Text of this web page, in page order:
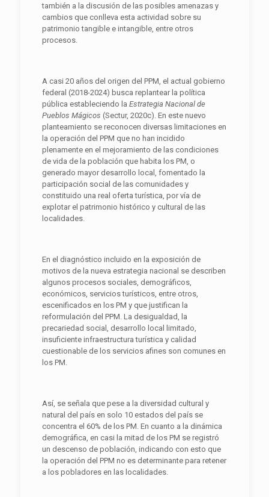
también a la discusión de las posibles amenazas y
cambios que conlleva esta actividad sobre su
patrimonio tangible e intangible, entre otros
procesos.
A casi 20 años del origen del PPM, el actual gobierno
federal (2018-2024) busca replantear la política
pública estableciendo la Estrategia Nacional de
Pueblos Mágicos (Sectur, 2020c). En este nuevo
planteamiento se reconocen diversas limitaciones en
la operación del PPM que no han incidido
plenamente en el mejoramiento de las condiciones
de vida de la población que habita los PM, o
generado mayor desarrollo local, fomentado la
participación social de las comunidades y
constituido una real oferta turística, por vía de
explotar el patrimonio histórico y cultural de las
localidades.
En el diagnóstico incluido en la exposición de
motivos de la nueva estrategia nacional se describen
algunos procesos sociales, demográficos,
económicos, servicios turísticos, entre otros,
escenificados en los PM y que justifican la
reformulación del PPM. La desigualdad, la
precariedad social, desarrollo local limitado,
insuficiente infraestructura turística y calidad
cuestionable de los servicios afines son comunes en
los PM.
Así, se señala que pese a la diversidad cultural y
natural del país en solo 10 estados del país se
concentra el 60% de los PM. En cuanto a la dinámica
demográfica, en casi la mitad de los PM se registró
un descenso de población, indicando con esto que
la operación del PPM no es determinante para retener
a los pobladores en las localidades.